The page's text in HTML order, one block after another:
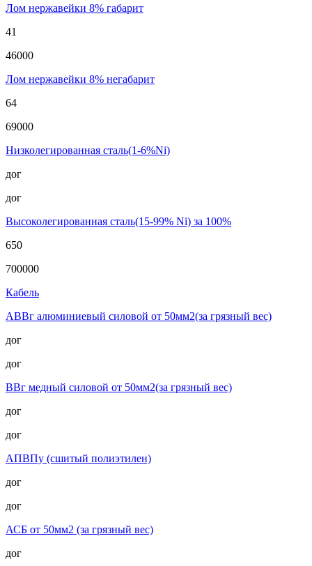
Лом нержавейки 8% габарит
41
46000
Лом нержавейки 8% негабарит
64
69000
Низколегированная сталь(1-6%Ni)
дог
дог
Высоколегированная сталь(15-99% Ni) за 100%
650
700000
Кабель
АВВг алюминиевый силовой от 50мм2(за грязный вес)
дог
дог
ВВг медный силовой от 50мм2(за грязный вес)
дог
дог
АПВПу (сшитый полиэтилен)
дог
дог
АСБ от 50мм2 (за грязный вес)
дог